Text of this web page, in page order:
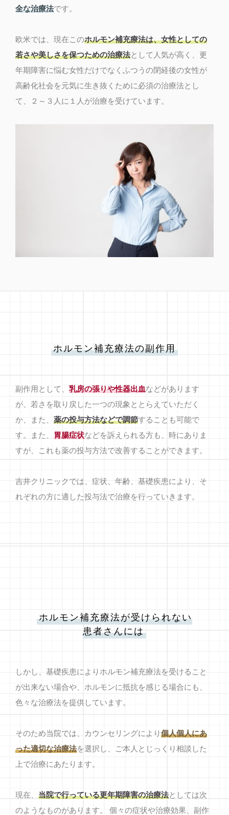
全な治療法です。
欧米では、現在このホルモン補充療法は、女性としての
若さや美しさを保つための治療法として人気が高く、更
年期障害に悩む女性だけでなくふつうの閉経後の女性が
高齢化社会を元気に生き抜くために必須の治療法とし
て、２～３人に１人が治療を受けています。
ホルモン補充療法の副作用
副作用として、 乳房の張りや性器出血などがあります
が、若さを取り戻した一つの現象ととらえていただく
か、また、 薬の投与方法などで調節することも可能で
す。また、 胃腸症状などを訴えられる方も、時にありま
すが、これも薬の投与方法で改善することができます。
吉井クリニックでは、症状、年齢、基礎疾患により、そ
れぞれの方に適した投与法で治療を行っていきます。
ホルモン補充療法が受けられない
患者さんには
しかし、基礎疾患によりホルモン補充療法を受けること
が出来ない場合や、ホルモンに抵抗を感じる場合にも、
色々な治療法を提供しています。
そのため当院では、カウンセリングにより 個人個人にあ
った適切な治療法を選択し、ご本人とじっくり相談した
上で治療にあたります。
現在、 当院で行っている更年期障害の治療法としては次
のようなものがあります。 個々の症状や治療効果、副作